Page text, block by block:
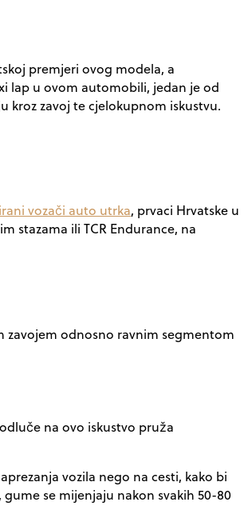
premjeri ovog modela, a
lap u ovom automobili, jedan je od
kroz zavoj te cjelokupnom iskustvu.
vozači auto utrka, prvaci Hrvatske u
stazama ili TCR Endurance, na
zavojem odnosno ravnim segmentom
na ovo iskustvo pruža
vozila nego na cesti, kako bi
se mijenjaju nakon svakih 50-80